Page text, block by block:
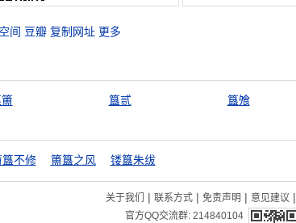
间 豆瓣 复制网址 更多
簋贰 簋飧
簋不修 簠簋之风 镂簋朱绂
关于我们 | 联系方式 | 免责声明 | 意见建议 |
官方QQ交流群: 214840104